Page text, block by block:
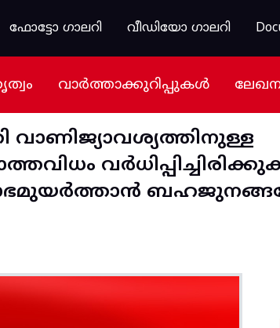
ഫോട്ടോ ഗാലറി വീഡിയോ ഗാലറി
വാർത്താക്കുറിപ്പുകൾ
വാണിജ്യാവശ്യത്തിനുള്ള